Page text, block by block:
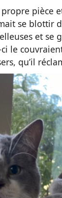
pièce
se blottir
et se
ci le
qu’il